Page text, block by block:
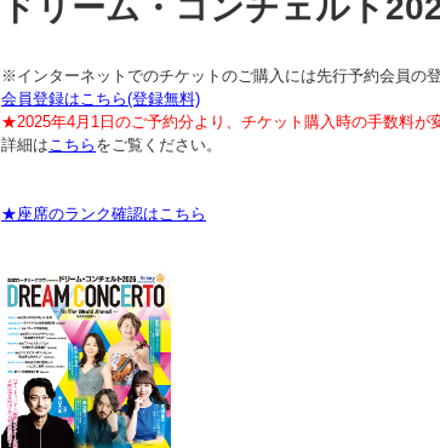
ドリーム・コンチェルト
※インターネットでのチケットのご購入には先行予約会員の登
会員登録はこちら(登録無料)
★2025年4月1日のご予約分より、チケット購入時の手数料が
詳細はこちら をご覧ください。
★座席のランク確認はこちら